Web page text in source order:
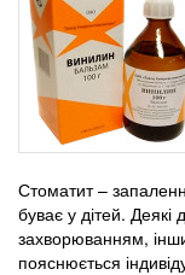
Стоматит –
буває у дітей. Деякі
захворюванням,
пояснюється